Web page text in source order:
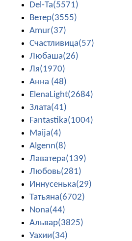
Del-Ta(5571)
Ветер(3555)
Amur(37)
Счастливица(57)
Любаша(26)
Ля(1970)
Анна (48)
ElenaLight(2684)
Злата(41)
Fantastika(1004)
Maija(4)
Algenn(8)
Лаватера(139)
Любовь(281)
Иннусенька(29)
Татьяна(6702)
Nona(44)
Альвар(3825)
Уахии(34)